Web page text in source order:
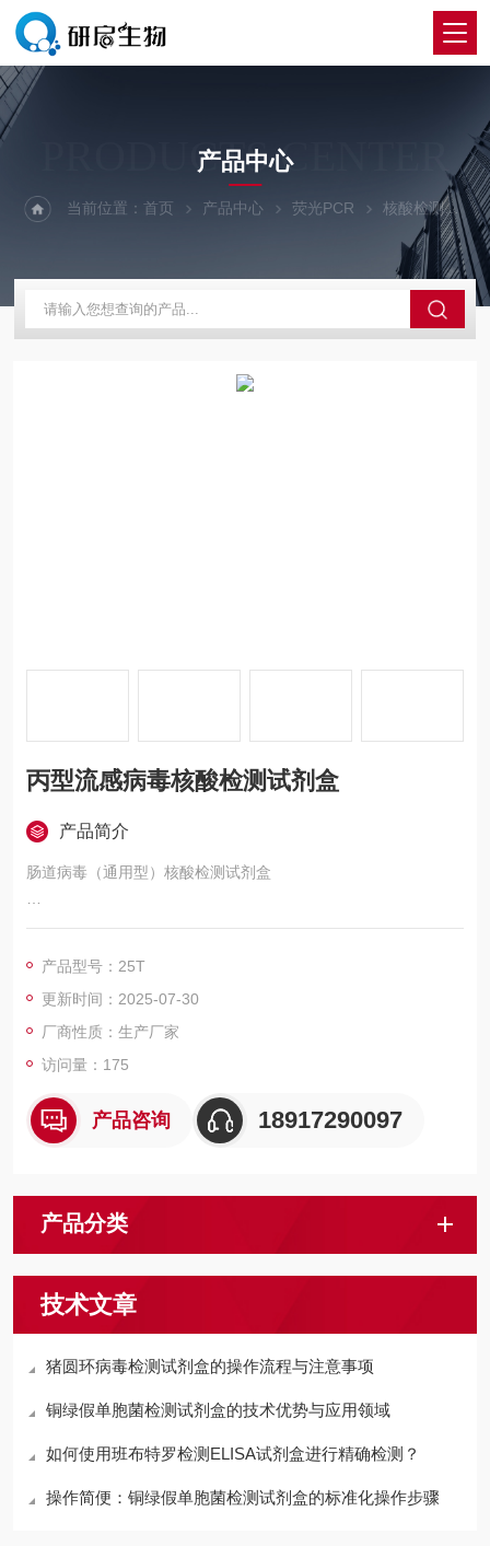
PRODUCTS CENTER
产品中心
当前位置：首页 产品中心 荧光PCR 核酸检测
丙型流感病毒核酸检测试剂盒
产品简介
肠道病毒（通用型）核酸检测试剂盒
本试剂盒针对该基因设计特异性引物和分子信标探针，在待检样
利用仪器对PCR过程中相应荧光信号进行实时监测和输出，实现
检测结果的定性分析。
产品型号：25T
更新时间：2025-07-30
厂商性质：生产厂家
访问量：175
产品咨询 18917290097
产品分类
技术文章
猪圆环病毒检测试剂盒的操作流程与注意事项
铜绿假单胞菌检测试剂盒的技术优势与应用领域
如何使用班布特罗检测ELISA试剂盒进行精确检测？
操作简便：铜绿假单胞菌检测试剂盒的标准化操作步骤